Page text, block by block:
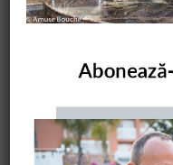
COMANDĂ CARTEA